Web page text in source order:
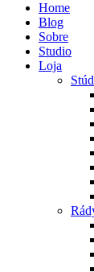
Home
Blog
Sobre
Studio
Loja